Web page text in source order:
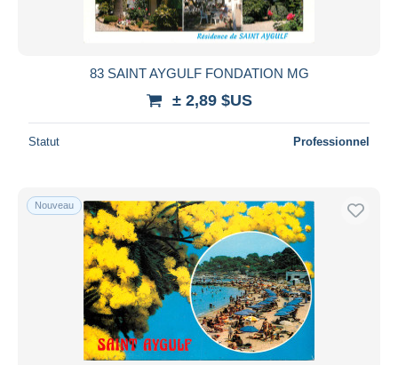
83 SAINT AYGULF FONDATION MG
± 2,89 $US
Statut Professionnel
Nouveau